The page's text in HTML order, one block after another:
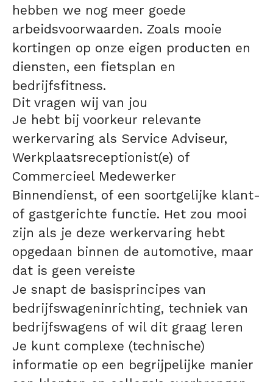
hebben we nog meer goede
arbeidsvoorwaarden. Zoals mooie
kortingen op onze eigen producten en
diensten, een fietsplan en
bedrijfsfitness.
Dit vragen wij van jou
Je hebt bij voorkeur relevante
werkervaring als Service Adviseur,
Werkplaatsreceptionist(e) of
Commercieel Medewerker
Binnendienst, of een soortgelijke klant-
of gastgerichte functie. Het zou mooi
zijn als je deze werkervaring hebt
opgedaan binnen de automotive, maar
dat is geen vereiste
Je snapt de basisprincipes van
bedrijfswageninrichting, techniek van
bedrijfswagens of wil dit graag leren
Je kunt complexe (technische)
informatie op een begrijpelijke manier